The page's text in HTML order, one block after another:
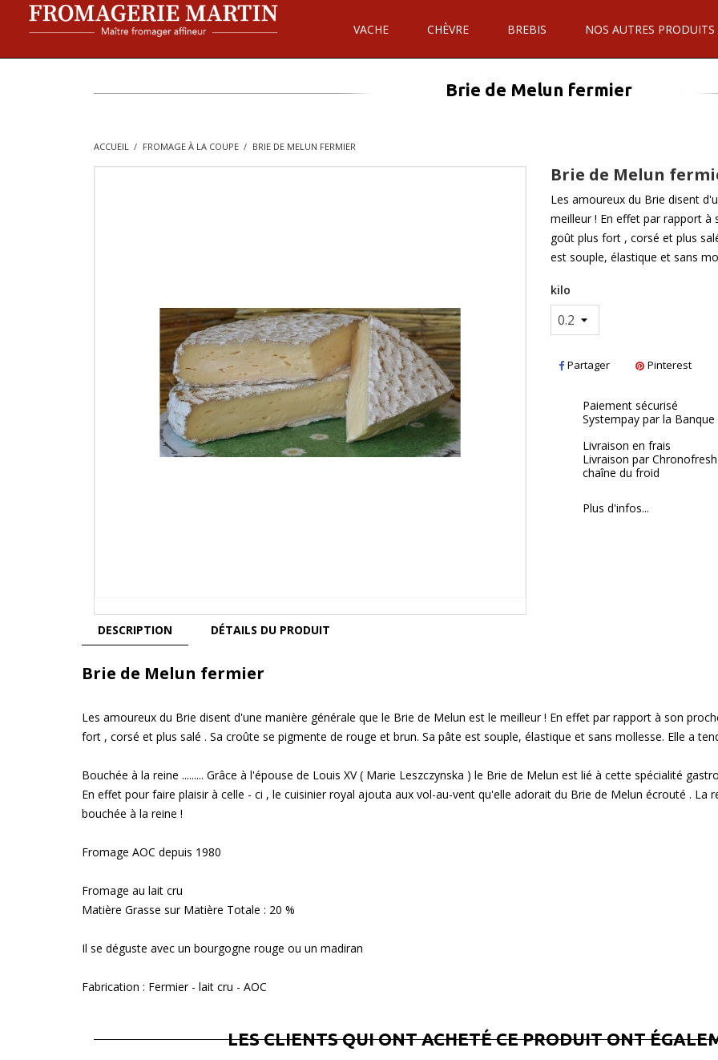
VACHE CHÈVRE BREBIS NOS AUTRES PRODUITS
Brie de Melun fermier
ACCUEIL FROMAGE À LA COUPE BRIE DE MELUN FERMIER
Brie de Melun
Les amoureux du Brie disent
meilleur ! En effet par rapport à
goût plus fort , corsé et plus
est souple, élastique et sans
kilo
Partager Pinterest
Paiement sécurisé
Systempay par la Banque
Livraison en frais
Livraison par
chaîne du froid
Plus d'infos...
DESCRIPTION DÉTAILS DU PRODUIT
Brie de Melun fermier
Les amoureux du Brie disent d'une manière générale que le Brie de Melun est le meilleur ! En effet par rapport à son
fort , corsé et plus salé . Sa croûte se pigmente de rouge et brun. Sa pâte est souple, élastique et sans mollesse. Elle a
Bouchée à la reine ......... Grâce à l'épouse de Louis XV ( Marie Leszczynska ) le Brie de Melun est lié à cette spécialité
En effet pour faire plaisir à celle - ci , le cuisinier royal ajouta aux vol-au-vent qu'elle adorait du Brie de Melun écrouté . La
bouchée à la reine !
Fromage AOC depuis 1980
Fromage au lait cru
Matière Grasse sur Matière Totale : 20 %
Il se déguste avec un bourgogne rouge ou un madiran
Fabrication : Fermier - lait cru - AOC
LES CLIENTS QUI ONT ACHETÉ CE PRODUIT ONT